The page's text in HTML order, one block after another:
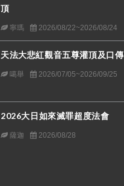
頂
寧瑪 2026/08/22~2026/08/24
天法大悲紅觀音五尊灌頂及口傳
噶舉 2026/07/05~2026/09/25
2026大日如來滅罪超度法會
薩迦 2026/08/28